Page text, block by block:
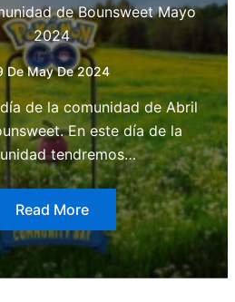
de Bounsweet Mayo
2024
De May De 2024
de la comunidad de Abril
En este día de la
tendremos…
Read More